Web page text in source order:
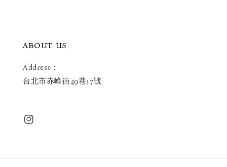
ABOUT US
Address：
台北市赤峰街49巷17號